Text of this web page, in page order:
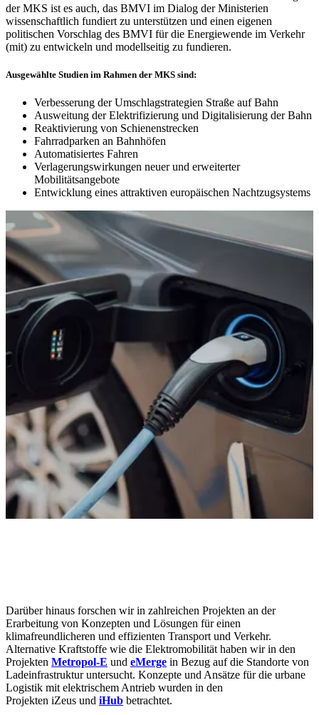
der MKS ist es auch, das BMVI im Dialog der Ministerien
wissenschaftlich fundiert zu unterstützen und einen eigenen
politischen Vorschlag des BMVI für die Energiewende im Verkehr
(mit) zu entwickeln und modellseitig zu fundieren.
Ausgewählte Studien im Rahmen der MKS sind:
Verbesserung der Umschlagstrategien Straße auf Bahn
Ausweitung der Elektrifizierung und Digitalisierung der Bahn
Reaktivierung von Schienenstrecken
Fahrradparken an Bahnhöfen
Automatisiertes Fahren
Verlagerungswirkungen neuer und erweiterter
Mobilitätsangebote
Entwicklung eines attraktiven europäischen Nachtzugsystems
Darüber hinaus forschen wir in zahlreichen Projekten an der
Erarbeitung von Konzepten und Lösungen für einen
klimafreundlicheren und effizienten Transport und Verkehr.
Alternative Kraftstoffe wie die Elektromobilität haben wir in den
Projekten Metropol-E und eMerge in Bezug auf die Standorte von
Ladeinfrastruktur untersucht. Konzepte und Ansätze für die urbane
Logistik mit elektrischem Antrieb wurden in den
Projekten iZeus und iHub betrachtet.